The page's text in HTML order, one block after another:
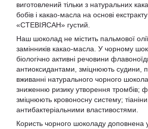
виготовлений тільки з натуральних
бобів і какао-масла на основі екстракту
«СТЕВІЯСАН» густий.
Наш шоколад не містить пальмової
замінників какао-масла. У чорному
біологічно активні речовини
антиоксидантами, зміцнюють судини,
вживанні натурального чорного
зниженню ризику утворення тромбів;
зміцнюють кровоносну систему;
антибактеріальними властивостями.
Користь чорного шоколаду доповнена